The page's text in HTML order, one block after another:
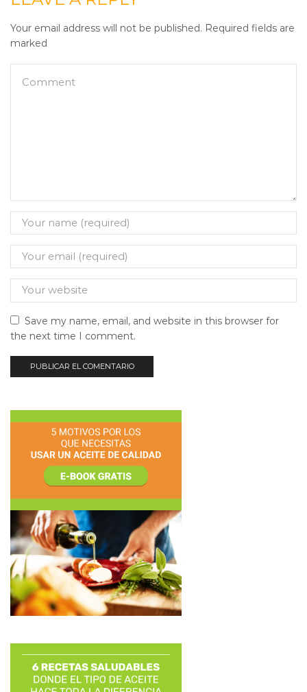
Your email address will not be published. Required fields are
marked
Save my name, email, and website in this browser for
the next time I comment.